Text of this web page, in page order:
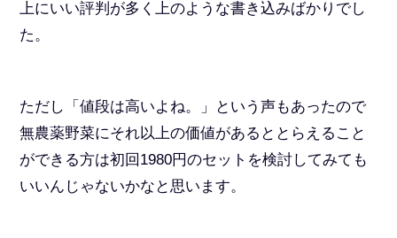
上にいい評判が多く上のような書き込みばかりでし
た。
ただし「値段は高いよね。」という声もあったので
無農薬野菜にそれ以上の価値があるととらえること
ができる方は初回1980円のセットを検討してみても
いいんじゃないかなと思います。